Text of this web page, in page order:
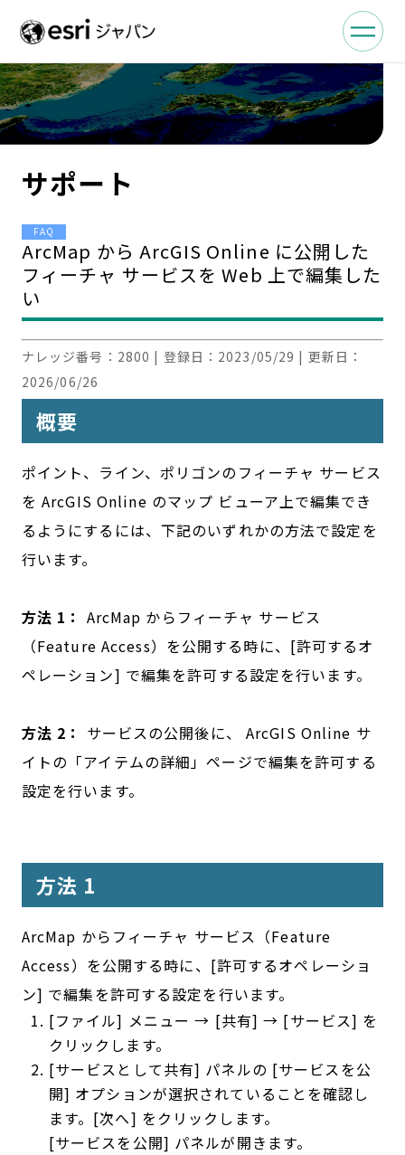
サポート
FAQ
ArcMap から ArcGIS Online に公開した
フィーチャ サービスを Web 上で編集した
い
ナレッジ番号： 2800 | 登録日： 2023/05/29 | 更新日：
2026/06/26
概要
ポイント、ライン、ポリゴンのフィーチャ サービス
を ArcGIS Online のマップ ビューア上で編集でき
るようにするには、下記のいずれかの方法で設定を
行います。
方法 1： ArcMap からフィーチャ サービス
（Feature Access）を公開する時に、[許可するオ
ペレーション] で編集を許可する設定を行います。
方法 2：
サービスの公開後に、 ArcGIS Online サ
イトの「アイテムの詳細」ページで編集を許可する
設定を行います。
方法 1
ArcMap からフィーチャ サービス（Feature
Access）を公開する時に、[許可するオペレーショ
ン] で編集を許可する設定を行います。
[ファイル] メニュー → [共有] → [サービス] を
クリックします。
[サービスとして共有] パネルの [サービスを公
開] オプションが選択されていることを確認し
ます。[次へ] をクリックします。
[サービスを公開] パネルが開きます。